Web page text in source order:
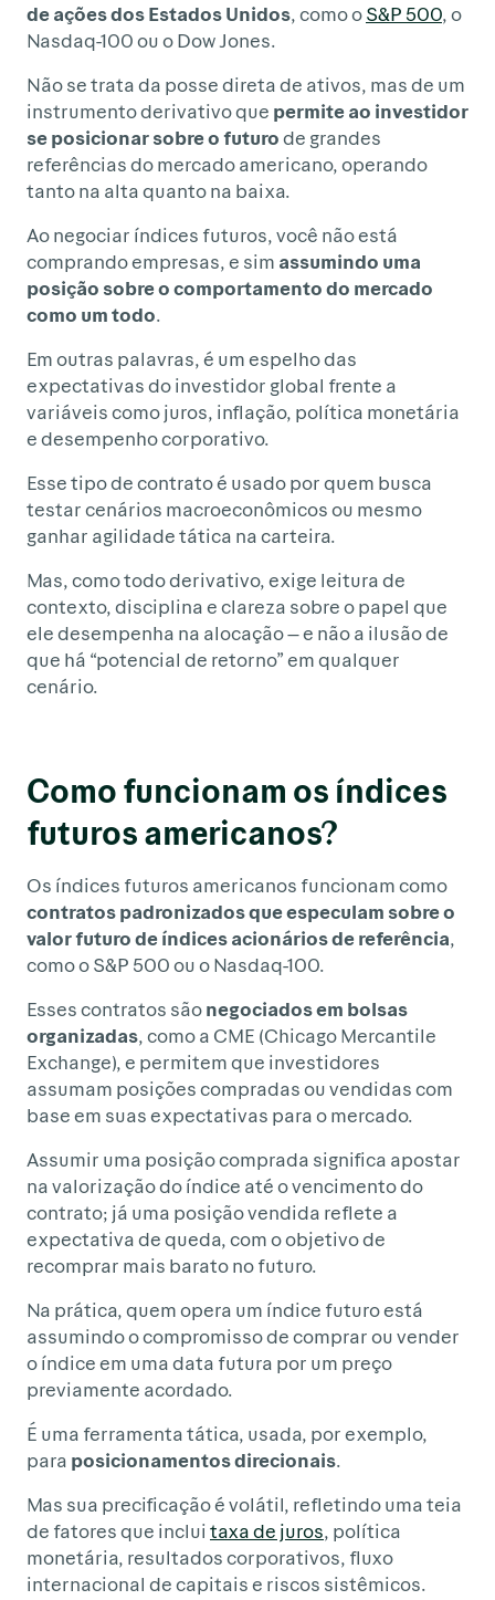
de ações dos Estados Unidos, como oS&P 500, o
Nasdaq-100 ou o Dow Jones.
Não se trata da posse direta de ativos, mas de um
instrumento derivativo que permite ao investidor
se posicionar sobre o futurode grandes
referências do mercado americano, operando
tanto na alta quanto na baixa.
Ao negociar índices futuros, você não está
comprando empresas, e sim assumindo uma
posição sobre o comportamento do mercado
como um todo.
Em outras palavras, é um espelho das
expectativas do investidor global frente a
variáveis como juros, inflação, política monetária
e desempenho corporativo.
Esse tipo de contrato é usado por quem busca
testar cenários macroeconômicos ou mesmo
ganhar agilidade tática na carteira.
Mas, como todo derivativo, exige leitura de
contexto, disciplina e clareza sobre o papel que
ele desempenha na alocação — e não a ilusão de
que há “potencial de retorno” em qualquer
cenário.
Como funcionam os índices
futuros americanos?
Os índices futuros americanos funcionam como
contratos padronizados que especulam sobre o
valor futuro de índices acionários de referência,
como o S&P 500 ou o Nasdaq-100.
Esses contratos sãonegociados em bolsas
organizadas, como a CME (Chicago Mercantile
Exchange), e permitem que investidores
assumam posições compradas ou vendidas com
base em suas expectativas para o mercado.
Assumir uma posição comprada significa apostar
na valorização do índice até o vencimento do
contrato; já uma posição vendida reflete a
expectativa de queda, com o objetivo de
recomprar mais barato no futuro.
Na prática, quem opera um índice futuro está
assumindo o compromisso de comprar ou vender
o índice em uma data futura por um preço
previamente acordado.
É uma ferramenta tática, usada, por exemplo,
para posicionamentos direcionais.
Mas sua precificação é volátil, refletindo uma teia
de fatores que inclui taxa de juros, política
monetária, resultados corporativos, fluxo
internacional de capitais e riscos sistêmicos.